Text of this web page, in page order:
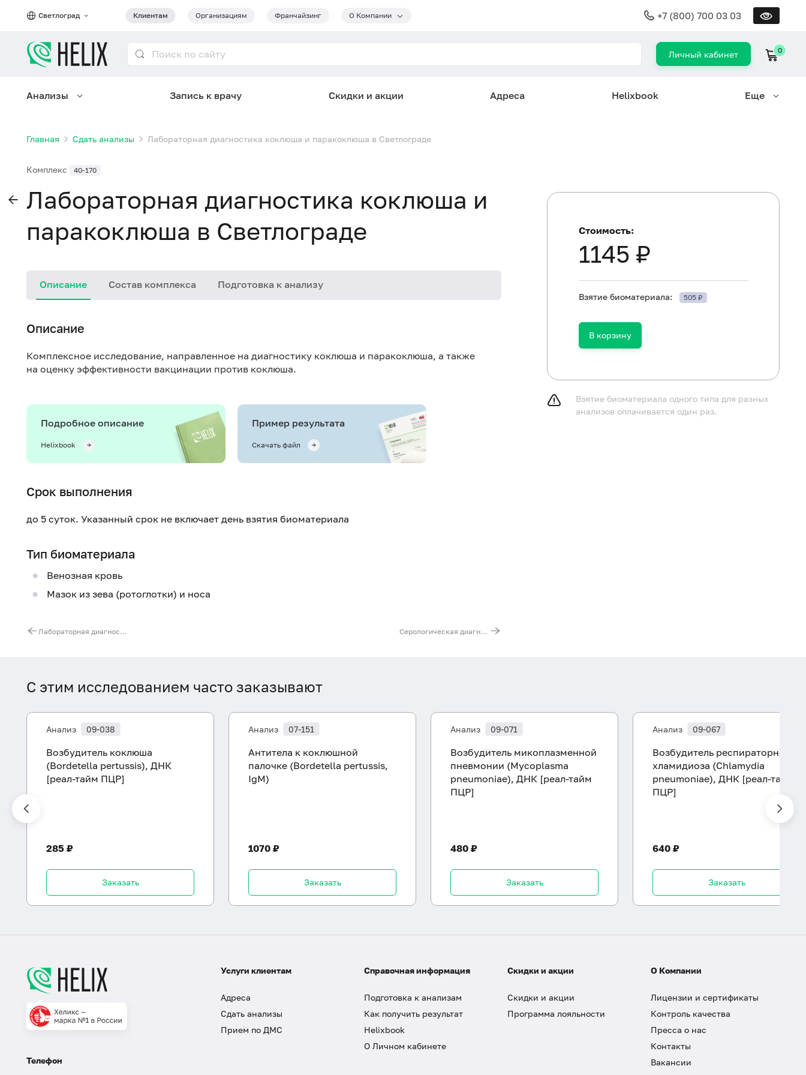
Светлоград Клиентам Организациям Франчайзинг О Компании +7 (800) 700 03 03
Личный кабинет 0
Анализы Запись к врачу Скидки и акции Адреса Helixbook Еще
Главная Сдать анализы Лабораторная диагностика коклюша и паракоклюша в Светлограде
Комплекс 40-170
Лабораторная диагностика коклюша и
паракоклюша в Светлограде
Описание Состав комплекса Подготовка к анализу
Описание
Комплексное исследование, направленное на диагностику коклюша и паракоклюша, а также
на оценку эффективности вакцинации против коклюша.
Подробное описание
Helixbook
Пример результата
Скачать файл
Срок выполнения
до 5 суток. Указанный срок не включает день взятия биоматериала
Тип биоматериала
Венозная кровь
Мазок из зева (ротоглотки) и носа
Лабораторная диагностика гельминтозов и паразитозов Серологическая диагностика клещевого боррелиоза и энцефалита
Антитела к возбудителю коклюша и паракоклюша (Bordetella
Возбудитель коклюша (Bordetella pertussis), ДНК [реал-тайм
Стоимость:
1145 ₽
Взятие биоматериала: 505 ₽
В корзину
Взятие биоматериала одного типа для разных
анализов оплачивается один раз.
С этим исследованием часто заказывают
Анализ 09-038
Возбудитель коклюша
(Bordetella pertussis), ДНК
[реал-тайм ПЦР]
285 ₽
Заказать
Анализ 07-151
Антитела к коклюшной
палочке (Bordetella pertussis,
IgM)
1070 ₽
Заказать
Анализ 09-071
Возбудитель микоплазменной
пневмонии (Mycoplasma
pneumoniae), ДНК [реал-тайм
ПЦР]
480 ₽
Заказать
Анализ 09-067
Возбудитель респираторного
хламидиоза (Chlamydia
pneumoniae), ДНК [реал-тайм
ПЦР]
640 ₽
Заказать
Телефон
Услуги клиентам
Адреса
Сдать анализы
Прием по ДМС
Справочная информация
Подготовка к анализам
Как получить результат
Helixbook
О Личном кабинете
Скидки и акции
Скидки и акции
Программа лояльности
О Компании
Лицензии и сертификаты
Контроль качества
Пресса о нас
Контакты
Вакансии